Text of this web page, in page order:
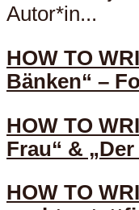
Autor*in...
HOW TO
Bänken“ –
HOW TO
Frau“ &
HOW TO